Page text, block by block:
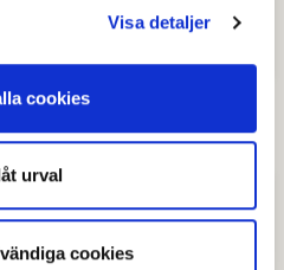
Visa detaljer
cookies
urval
cookies